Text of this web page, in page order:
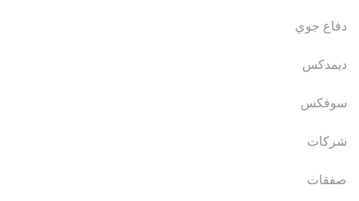
دفاع جوي
ديمدكس
سوفكس
شركات
صفقات